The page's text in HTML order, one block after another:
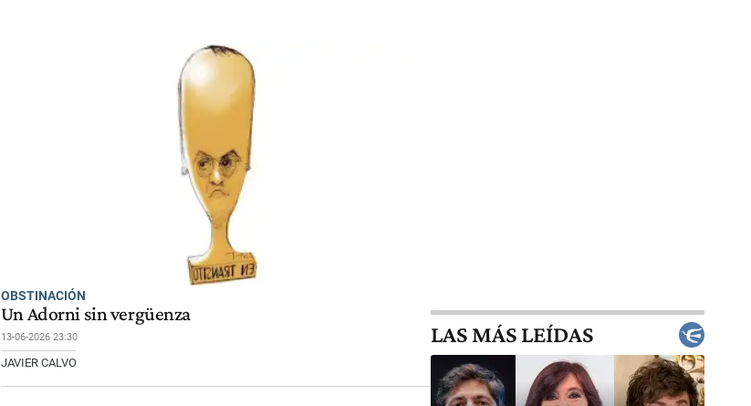
OBSTINACIÓN
Un Adorni sin vergüenza
13-06-2026 23:30
JAVIER CALVO
LAS MÁS LEÍDAS